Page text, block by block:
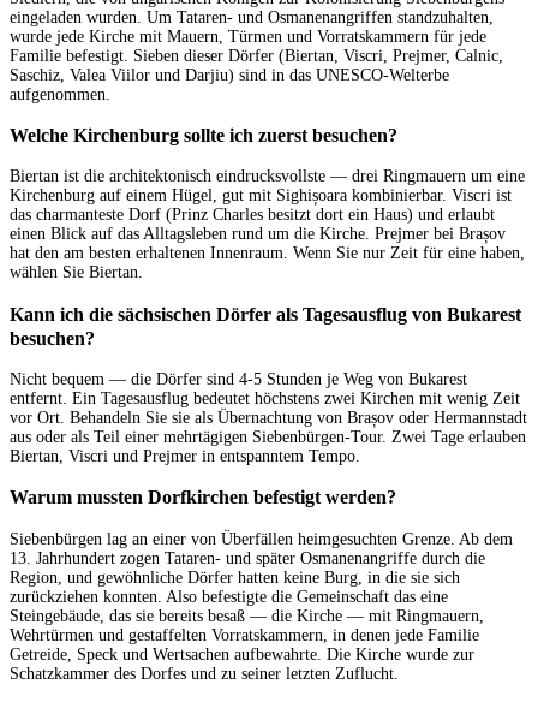
eingeladen wurden. Um Tataren- und Osmanenangriffen standzuhalten,
wurde jede Kirche mit Mauern, Türmen und Vorratskammern für jede
Familie befestigt. Sieben dieser Dörfer (Biertan, Viscri, Prejmer, Calnic,
Saschiz, Valea Viilor und Darjiu) sind in das UNESCO-Welterbe
aufgenommen.
Welche Kirchenburg sollte ich zuerst besuchen?
Biertan ist die architektonisch eindrucksvollste — drei Ringmauern um eine
Kirchenburg auf einem Hügel, gut mit Sighișoara kombinierbar. Viscri ist
das charmanteste Dorf (Prinz Charles besitzt dort ein Haus) und erlaubt
einen Blick auf das Alltagsleben rund um die Kirche. Prejmer bei Brașov
hat den am besten erhaltenen Innenraum. Wenn Sie nur Zeit für eine haben,
wählen Sie Biertan.
Kann ich die sächsischen Dörfer als Tagesausflug von Bukarest
besuchen?
Nicht bequem — die Dörfer sind 4-5 Stunden je Weg von Bukarest
entfernt. Ein Tagesausflug bedeutet höchstens zwei Kirchen mit wenig Zeit
vor Ort. Behandeln Sie sie als Übernachtung von Brașov oder Hermannstadt
aus oder als Teil einer mehrtägigen Siebenbürgen-Tour. Zwei Tage erlauben
Biertan, Viscri und Prejmer in entspanntem Tempo.
Warum mussten Dorfkirchen befestigt werden?
Siebenbürgen lag an einer von Überfällen heimgesuchten Grenze. Ab dem
13. Jahrhundert zogen Tataren- und später Osmanenangriffe durch die
Region, und gewöhnliche Dörfer hatten keine Burg, in die sie sich
zurückziehen konnten. Also befestigte die Gemeinschaft das eine
Steingebäude, das sie bereits besaß — die Kirche — mit Ringmauern,
Wehrtürmen und gestaffelten Vorratskammern, in denen jede Familie
Getreide, Speck und Wertsachen aufbewahrte. Die Kirche wurde zur
Schatzkammer des Dorfes und zu seiner letzten Zuflucht.